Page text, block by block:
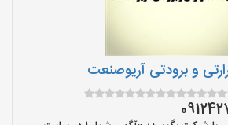
و برودتی آریوصنعت